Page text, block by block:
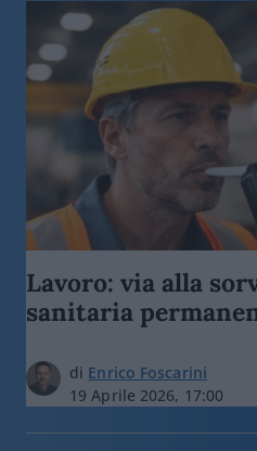
Lavoro: via alla
sanitaria
di Enrico Foscarini
19 Aprile 2026, 17:00